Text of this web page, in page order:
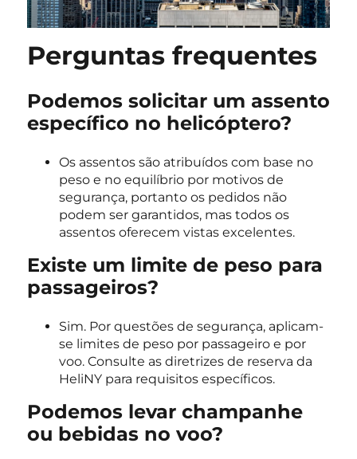
Perguntas frequentes
Podemos solicitar um assento
específico no helicóptero?
Os assentos são atribuídos com base no
peso e no equilíbrio por motivos de
segurança, portanto os pedidos não
podem ser garantidos, mas todos os
assentos oferecem vistas excelentes.
Existe um limite de peso para
passageiros?
Sim. Por questões de segurança, aplicam-
se limites de peso por passageiro e por
voo. Consulte as diretrizes de reserva da
HeliNY para requisitos específicos.
Podemos levar champanhe
ou bebidas no voo?